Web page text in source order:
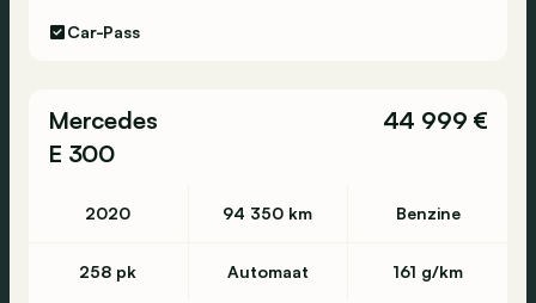
Car-Pass
Mercedes
E 300
44 999 €
2020 94 350 km Benzine
258 pk Automaat 161 g/km